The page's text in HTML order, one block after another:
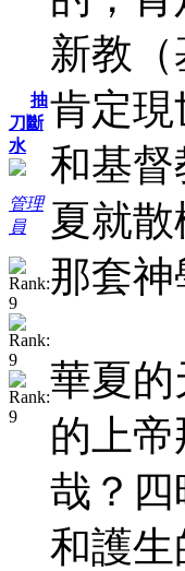
抽
刀斷
水
管理
員
新教
肯定
和基
夏就
那套
華夏
的上
哉？
和護